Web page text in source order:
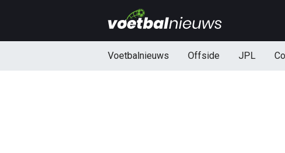
Voetbalnieuws Offside JPL